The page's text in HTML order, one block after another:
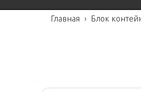
Главная › Блок